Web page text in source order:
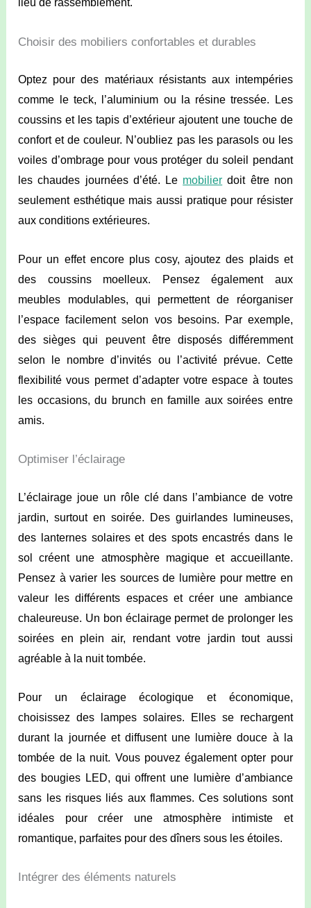
lieu de rassemblement.
Choisir des mobiliers confortables et durables
Optez pour des matériaux résistants aux intempéries
comme le teck, l’aluminium ou la résine tressée. Les
coussins et les tapis d’extérieur ajoutent une touche de
confort et de couleur. N’oubliez pas les parasols ou les
voiles d’ombrage pour vous protéger du soleil pendant
les chaudes journées d’été. Le mobilier doit être non
seulement esthétique mais aussi pratique pour résister
aux conditions extérieures.
Pour un effet encore plus cosy, ajoutez des plaids et
des coussins moelleux. Pensez également aux
meubles modulables, qui permettent de réorganiser
l’espace facilement selon vos besoins. Par exemple,
des sièges qui peuvent être disposés différemment
selon le nombre d’invités ou l’activité prévue. Cette
flexibilité vous permet d’adapter votre espace à toutes
les occasions, du brunch en famille aux soirées entre
amis.
Optimiser l’éclairage
L’éclairage joue un rôle clé dans l’ambiance de votre
jardin, surtout en soirée. Des guirlandes lumineuses,
des lanternes solaires et des spots encastrés dans le
sol créent une atmosphère magique et accueillante.
Pensez à varier les sources de lumière pour mettre en
valeur les différents espaces et créer une ambiance
chaleureuse. Un bon éclairage permet de prolonger les
soirées en plein air, rendant votre jardin tout aussi
agréable à la nuit tombée.
Pour un éclairage écologique et économique,
choisissez des lampes solaires. Elles se rechargent
durant la journée et diffusent une lumière douce à la
tombée de la nuit. Vous pouvez également opter pour
des bougies LED, qui offrent une lumière d’ambiance
sans les risques liés aux flammes. Ces solutions sont
idéales pour créer une atmosphère intimiste et
romantique, parfaites pour des dîners sous les étoiles.
Intégrer des éléments naturels